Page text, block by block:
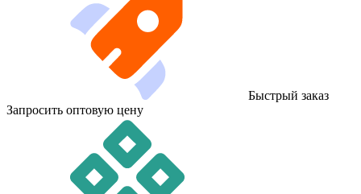
Быстрый заказ
Запросить оптовую цену